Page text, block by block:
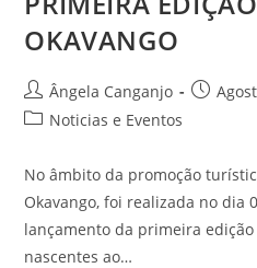
OKAVANGO
Ângela Canganjo
Noticias e Eventos
No âmbito da promoção
Okavango, foi realizada no dia
lançamento da primeira edição
nascentes ao…